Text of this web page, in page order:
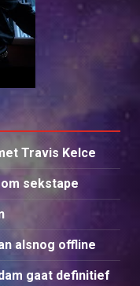
Travis Kelce
om sekstape
alsnog offline
gaat definitief